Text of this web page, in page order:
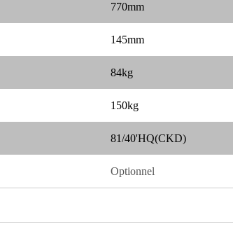
770mm
145mm
84kg
150kg
81/40'HQ(CKD)
Optionnel